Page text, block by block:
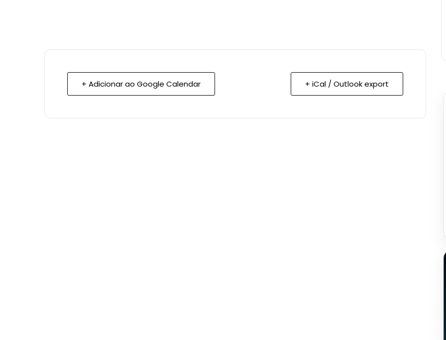
+ Adicionar ao Google Calendar + iCal / Outlook export